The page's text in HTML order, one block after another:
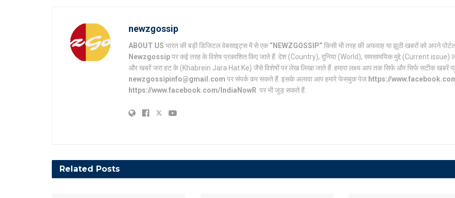
newzgossip
ABOUT US भारत की बड़ी डिजिटल वेबसाइट्स में से एक“NEWZGOSSIP” किसी भी तरह की अफवाह या झूठी खबरों को अपने
Newzgossipपर कई तरह के विशेष प्रकाशित किए जाते हैं. देश (Country), दुनिया (World), समसामयिक मुद्दे (Current
और खबरें जरा हट के (Khabrein Jara Hat Ke) जैसे विशेषों पर लेख लिखा जाते हैं. हमारा लक्ष्य आप तक सिर्फ और सिर्फ सटीक खबरें
newzgossipinfo@gmail.com पर संपर्क कर सकते हैं. इसके अलावा आप हमारे फेसबुक पेज https://
https://www.facebook.com/IndiaNowR पर भी जुड़ सकते हैं.
Related Posts